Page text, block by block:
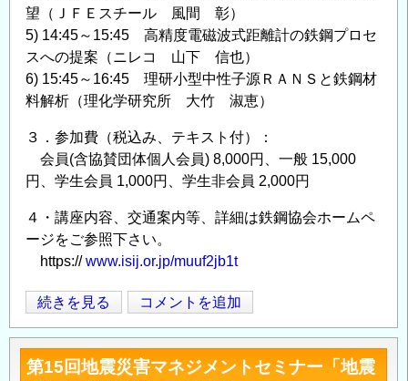
望（ＪＦＥスチール 風間 彰）
5) 14:45～15:45 高精度電磁波式距離計の鉄鋼プロセ
スへの提案（ニレコ 山下 信也）
6) 15:45～16:45 理研小型中性子源ＲＡＮＳと鉄鋼材
料解析（理化学研究所 大竹 淑恵）
３．参加費（税込み、テキスト付）：
会員(含協賛団体個人会員) 8,000円、一般 15,000
円、学生会員 1,000円、学生非会員 2,000円
４・講座内容、交通案内等、詳細は鉄鋼協会ホームペ
ージをご参照下さい。
https://www.isij.or.jp/muuf2jb1t
第
227・
228
回
続きを見る コメントを追加
第15回地震災害マネジメントセミナー「地震